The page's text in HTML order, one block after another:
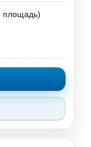
площадь)